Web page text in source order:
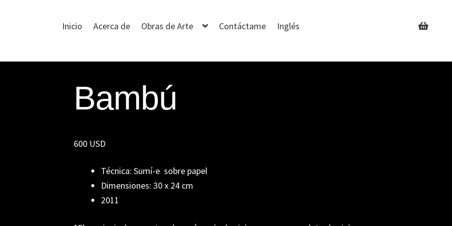
Inicio Acerca de Obras de Arte Contáctame Inglés
Bambú
600 USD
Técnica: Sumí-e sobre papel
Dimensiones: 30 x 24 cm
2011